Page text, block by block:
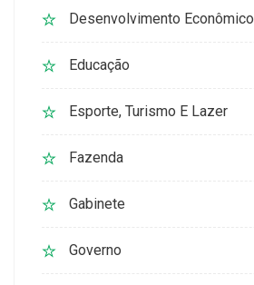
Desenvolvimento Econômico
Educação
Esporte, Turismo E Lazer
Fazenda
Gabinete
Governo